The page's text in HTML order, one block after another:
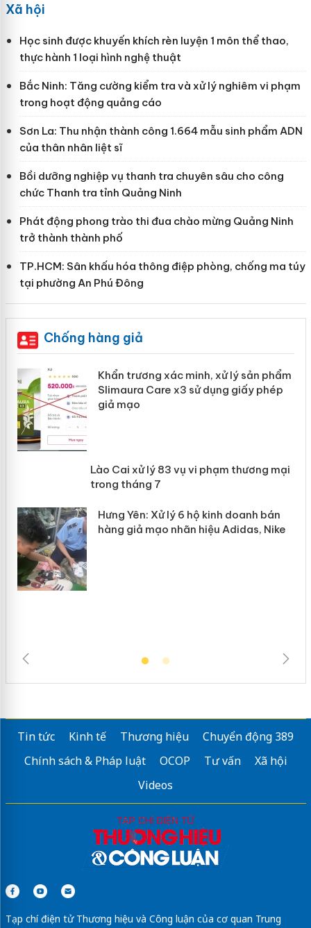
Xã hội
Học sinh được khuyến khích rèn luyện 1 môn thể thao,
thực hành 1 loại hình nghệ thuật
Bắc Ninh: Tăng cường kiểm tra và xử lý nghiêm vi phạm
trong hoạt động quảng cáo
Sơn La: Thu nhận thành công 1.664 mẫu sinh phẩm ADN
của thân nhân liệt sĩ
Bồi dưỡng nghiệp vụ thanh tra chuyên sâu cho công
chức Thanh tra tỉnh Quảng Ninh
Phát động phong trào thi đua chào mừng Quảng Ninh
trở thành thành phố
TP.HCM: Sân khấu hóa thông điệp phòng, chống ma túy
tại phường An Phú Đông
Chống hàng giả
Khẩn trương xác minh, xử lý sản phẩm
Slimaura Care x3 sử dụng giấy phép
giả mạo
Lào Cai xử lý 83 vụ vi phạm thương
mại trong tháng 7
Tin tức Kinh tế Thương hiệu
Chuyển động 389
Chính sách & Pháp luật
OCOP Tư vấn
Xã hội
Videos
Tạp chí điện tử Thương hiệu và Công luận của cơ quan Trung